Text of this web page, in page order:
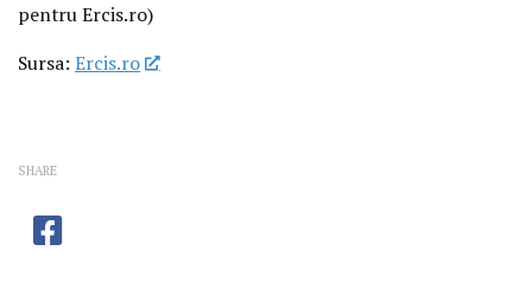
pentru Ercis.ro)
Sursa: Ercis.ro
SHARE